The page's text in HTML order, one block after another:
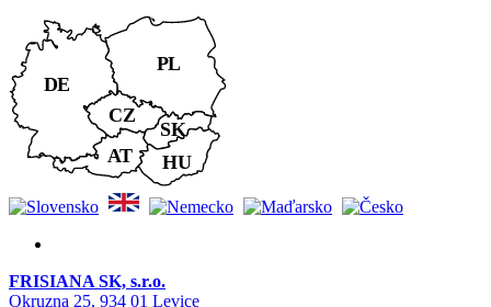
FRISIANA SK, s.r.o.
Okruzna 25, 934 01 Levice